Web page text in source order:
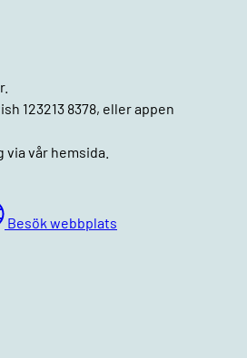
123213 8378, eller appen
vår hemsida.
Besök webbplats